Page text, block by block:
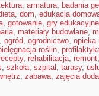
, armatura, badania
, dom, edukacja
, gotowanie, gry edukacyjne
, materiały budowlane,
, ogród, ogrodnictwo, opieka
roślin,
, rehabilitacja, remont
, szkoła, szpital , tarasy,
, zabawa, zajęcia